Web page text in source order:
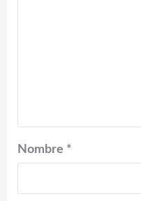
Nombre *